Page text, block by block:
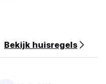
prachtig
surfen
Bekijk huisregels